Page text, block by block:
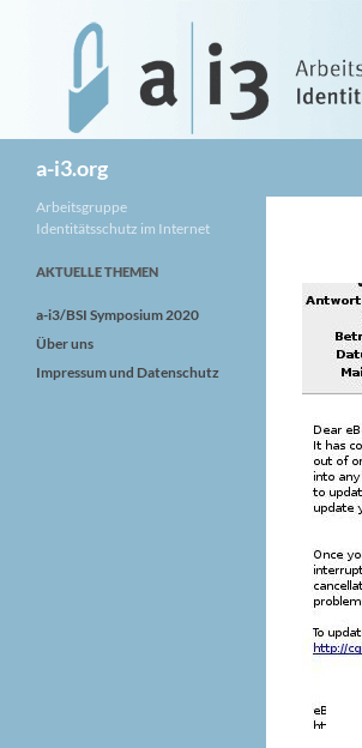
a-i3.org
Arbeitsgruppe
Identitätsschutz im Internet
AKTUELLE THEMEN
a-i3/BSI Symposium 2020
Über uns
Impressum und Datenschutz